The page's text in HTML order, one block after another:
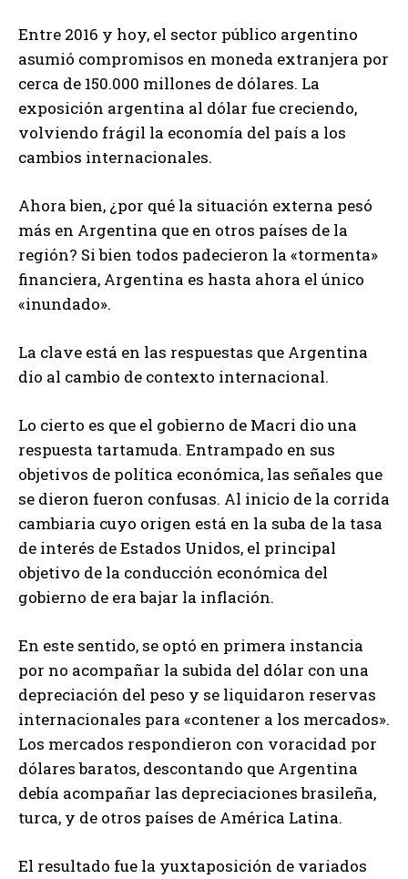
Entre 2016 y hoy, el sector público argentino
asumió compromisos en moneda extranjera por
cerca de 150.000 millones de dólares. La
exposición argentina al dólar fue creciendo,
volviendo frágil la economía del país a los
cambios internacionales.
Ahora bien, ¿por qué la situación externa pesó
más en Argentina que en otros países de la
región? Si bien todos padecieron la «tormenta»
financiera, Argentina es hasta ahora el único
«inundado».
La clave está en las respuestas que Argentina
dio al cambio de contexto internacional.
Lo cierto es que el gobierno de Macri dio una
respuesta tartamuda. Entrampado en sus
objetivos de política económica, las señales que
se dieron fueron confusas. Al inicio de la corrida
cambiaria cuyo origen está en la suba de la tasa
de interés de Estados Unidos, el principal
objetivo de la conducción económica del
gobierno de era bajar la inflación.
En este sentido, se optó en primera instancia
por no acompañar la subida del dólar con una
depreciación del peso y se liquidaron reservas
internacionales para «contener a los mercados».
Los mercados respondieron con voracidad por
dólares baratos, descontando que Argentina
debía acompañar las depreciaciones brasileña,
turca, y de otros países de América Latina.
El resultado fue la yuxtaposición de variados